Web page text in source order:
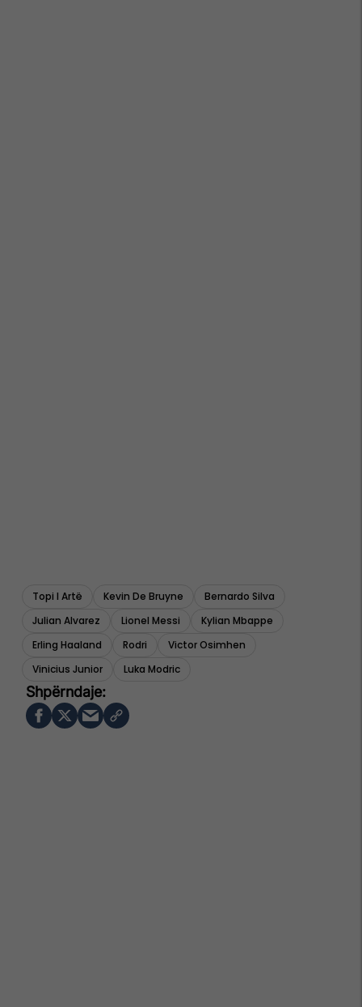
Topi I Artë Kevin De Bruyne
Bernardo Silva
Julian Alvarez
Lionel Messi
Kylian Mbappe
Erling Haaland
Rodri
Victor Osimhen
Vinicius Junior
Luka Modric